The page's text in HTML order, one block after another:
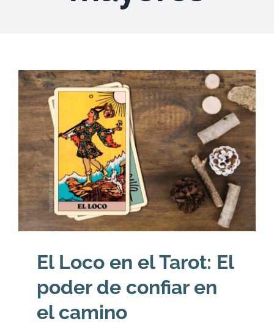
ARTÍCULOS
ACERCA
CONTACTO
Carrito
El Loco en el Tarot: El
poder de confiar en
el camino